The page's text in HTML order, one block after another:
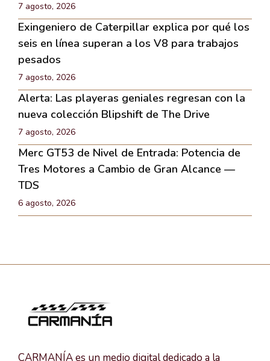
7 agosto, 2026
Exingeniero de Caterpillar explica por qué los
seis en línea superan a los V8 para trabajos
pesados
7 agosto, 2026
Alerta: Las playeras geniales regresan con la
nueva colección Blipshift de The Drive
7 agosto, 2026
Merc GT53 de Nivel de Entrada: Potencia de
Tres Motores a Cambio de Gran Alcance —
TDS
6 agosto, 2026
CARMANÍA es un medio digital dedicado a la